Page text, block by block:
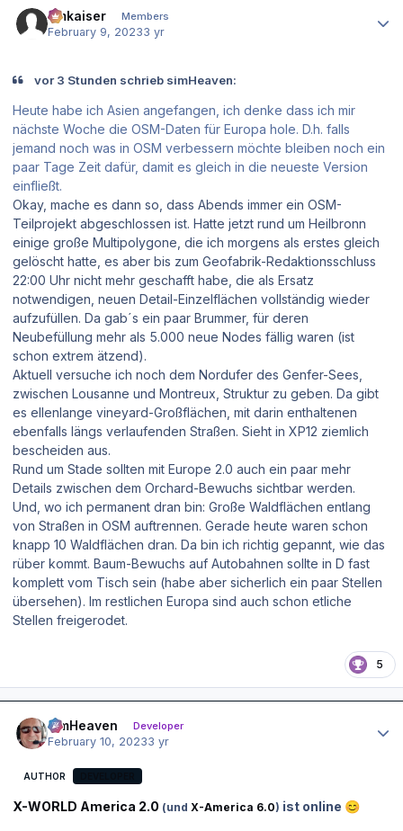
hmkaiser Members
February 9, 20233 yr
vor 3 Stunden schrieb simHeaven:
Heute habe ich Asien angefangen, ich denke dass ich mir
nächste Woche die OSM-Daten für Europa hole. D.h. falls
jemand noch was in OSM verbessern möchte bleiben noch ein
paar Tage Zeit dafür, damit es gleich in die neueste Version
einfließt.
Okay, mache es dann so, dass Abends immer ein OSM-
Teilprojekt abgeschlossen ist. Hatte jetzt rund um Heilbronn
einige große Multipolygone, die ich morgens als erstes gleich
gelöscht hatte, es aber bis zum Geofabrik-Redaktionsschluss
22:00 Uhr nicht mehr geschafft habe, die als Ersatz
notwendigen, neuen Detail-Einzelflächen vollständig wieder
aufzufüllen. Da gab´s ein paar Brummer, für deren
Neubefüllung mehr als 5.000 neue Nodes fällig waren (ist
schon extrem ätzend).
Aktuell versuche ich noch dem Nordufer des Genfer-Sees,
zwischen Lousanne und Montreux, Struktur zu geben. Da gibt
es ellenlange vineyard-Großflächen, mit darin enthaltenen
ebenfalls längs verlaufenden Straßen. Sieht in XP12 ziemlich
bescheiden aus.
Rund um Stade sollten mit Europe 2.0 auch ein paar mehr
Details zwischen dem Orchard-Bewuchs sichtbar werden.
Und, wo ich permanent dran bin: Große Waldflächen entlang
von Straßen in OSM auftrennen. Gerade heute waren schon
knapp 10 Waldflächen dran. Da bin ich richtig gepannt, wie das
rüber kommt. Baum-Bewuchs auf Autobahnen sollte in D fast
komplett vom Tisch sein (habe aber sicherlich ein paar Stellen
übersehen). Im restlichen Europa sind auch schon etliche
Stellen freigerodet.
5
simHeaven Developer
February 10, 20233 yr
AUTHOR
X-WORLD America 2.0 (und X-America 6.0) ist online 😊